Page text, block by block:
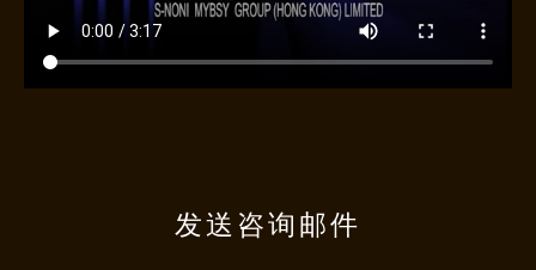
发送咨询邮件